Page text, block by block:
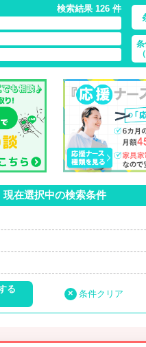
検索結果 126 件
条
ト・応援ナース・派遣の 看護
現在選択中の検索条件
る × 条件クリア